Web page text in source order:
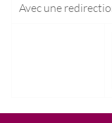
Avec une